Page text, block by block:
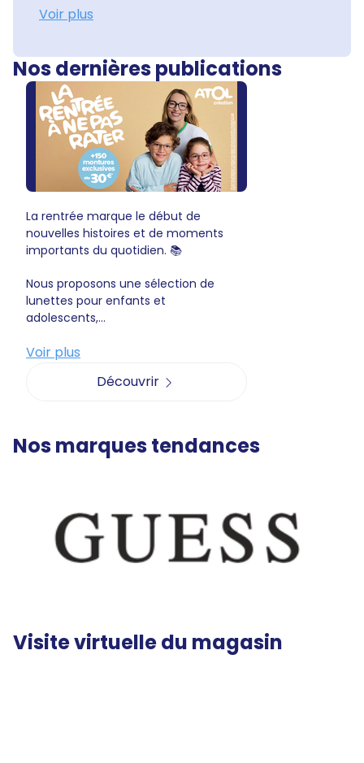
Voir plus
Nos dernières publications
La rentrée marque le début de
nouvelles histoires et de moments
importants du quotidien. 📚
Nous proposons une sélection de
lunettes pour enfants et
adolescents,...
Voir plus
Découvrir
Nos marques tendances
Visite virtuelle du magasin